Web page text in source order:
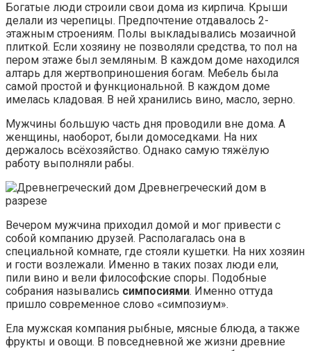
Богатые люди строили свои дома из кирпича. Крыши
делали из черепицы. Предпочтение отдавалось 2-
этажным строениям. Полы выкладывались мозаичной
плиткой. Если хозяину не позволяли средства, то пол на
пером этаже был земляным. В каждом доме находился
алтарь для жертвоприношения богам. Мебель была
самой простой и функциональной. В каждом доме
имелась кладовая. В ней хранились вино, масло, зерно.
Мужчины большую часть дня проводили вне дома. А
женщины, наоборот, были домоседками. На них
держалось всёхозяйство. Однако самую тяжёлую
работу выполняли рабы.
Древнегреческий дом в
разрезе
Вечером мужчина приходил домой и мог привести с
собой компанию друзей. Располагалась она в
специальной комнате, где стояли кушетки. На них хозяин
и гости возлежали. Именно в таких позах люди ели,
пили вино и вели философские споры. Подобные
собрания назывались симпосиями. Именно оттуда
пришло современное слово «симпозиум».
Ела мужская компания рыбные, мясные блюда, а также
фрукты и овощи. В повседневной же жизни древние